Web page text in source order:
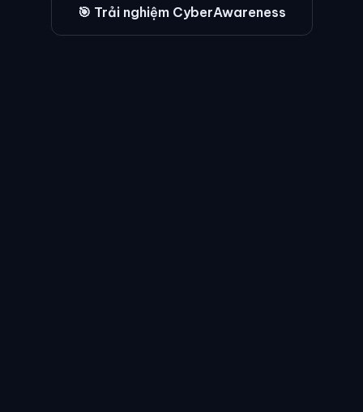
🎯 Trải nghiệm CyberAwareness